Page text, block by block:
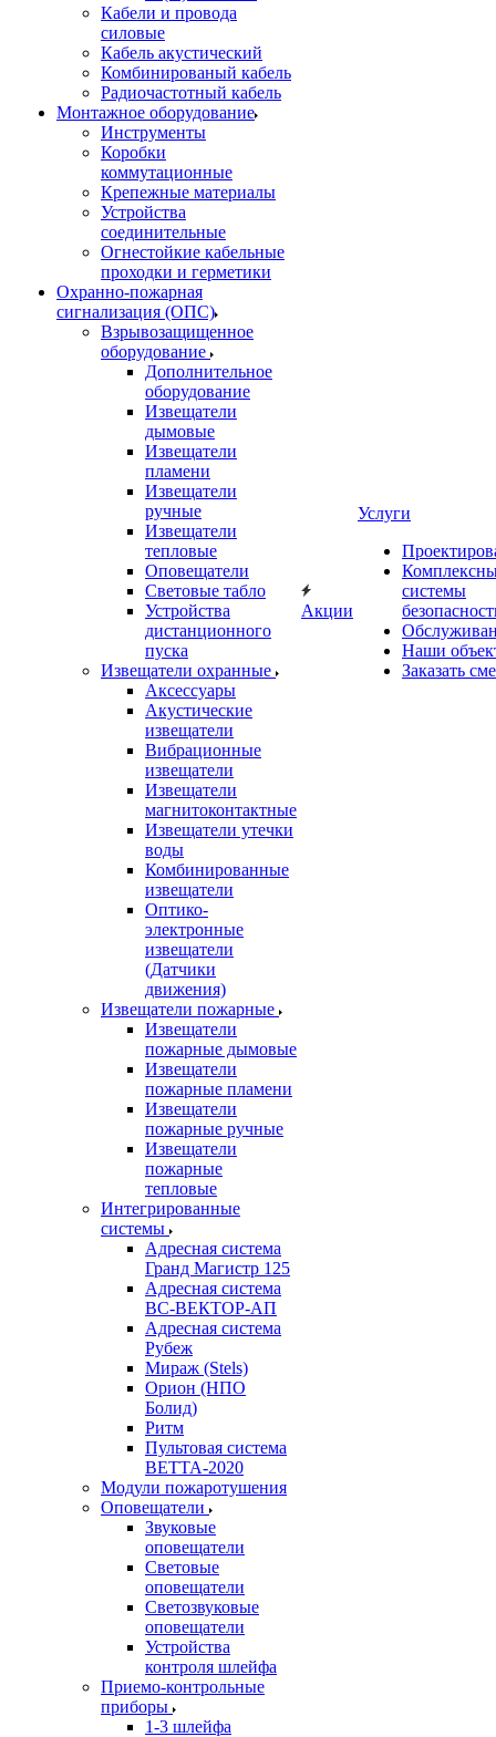
Кабели и провода
силовые
Кабель акустический
Комбинированый кабель
Радиочастотный кабель
Монтажное оборудование
Инструменты
Коробки
коммутационные
Крепежные материалы
Устройства
соединительные
Огнестойкие кабельные
проходки и герметики
Охранно-пожарная
сигнализация (ОПС)
Взрывозащищенное
оборудование
Дополнительное
оборудование
Извещатели
дымовые
Извещатели
пламени
Извещатели
ручные
Извещатели
тепловые
Оповещатели
Световые табло
Устройства
дистанционного
пуска
Извещатели охранные
Аксессуары
Акустические
извещатели
Вибрационные
извещатели
Извещатели
магнитоконтактные
Извещатели утечки
воды
Комбинированные
извещатели
Оптико-
электронные
извещатели
(Датчики
движения)
Извещатели пожарные
Извещатели
пожарные дымовые
Извещатели
пожарные пламени
Извещатели
пожарные ручные
Извещатели
пожарные
тепловые
Интегрированные
системы
Адресная система
Гранд Магистр 125
Адресная система
ВС-ВЕКТОР-АП
Адресная система
Рубеж
Мираж (Stels)
Орион (НПО
Болид)
Ритм
Пультовая система
ВЕТТА-2020
Модули пожаротушения
Оповещатели
Звуковые
оповещатели
Световые
оповещатели
Светозвуковые
оповещатели
Устройства
контроля шлейфа
Приемо-контрольные
приборы
1-3 шлейфа
Акции
Услуги
системы
Наши
Заказать